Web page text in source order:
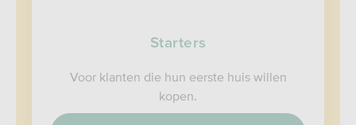
Starters
Voor klanten die hun eerste huis willen
kopen.